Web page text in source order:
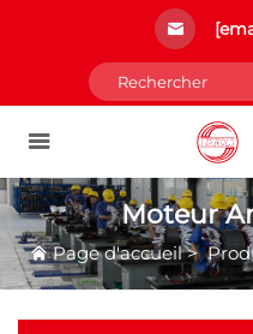
Moteur
Page d'accueil>